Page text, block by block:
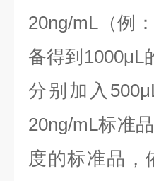
20ng/mL（例
备得到1000μL
分别加入
20ng/mL标准
度的标准品，